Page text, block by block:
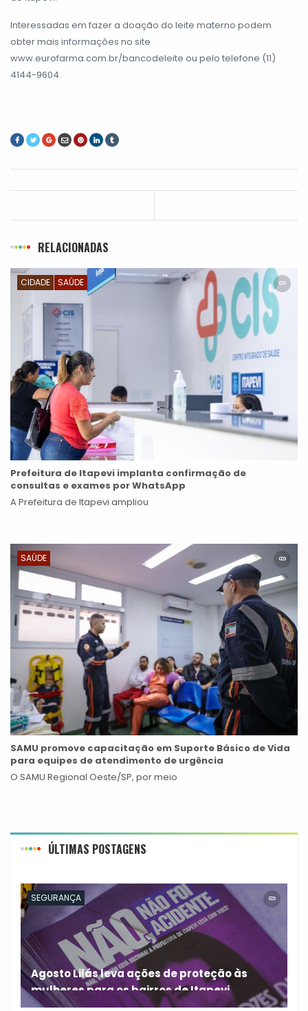
Interessadas em fazer a doação do leite materno podem
obter mais informações no site
www.eurofarma.com.br/bancodeleite ou pelo telefone (11)
4144-9604.
RELACIONADAS
CIDADE SAÚDE
Prefeitura de Itapevi implanta confirmação de
consultas e exames por WhatsApp
A Prefeitura de Itapevi ampliou
SAÚDE
SAMU promove capacitação em Suporte Básico de Vida
para equipes de atendimento de urgência
O SAMU Regional Oeste/SP, por meio
ÚLTIMAS POSTAGENS
SEGURANÇA
Agosto Lilás leva ações de proteção às
mulheres para os bairros de Itapevi
Durante o mês de agosto,